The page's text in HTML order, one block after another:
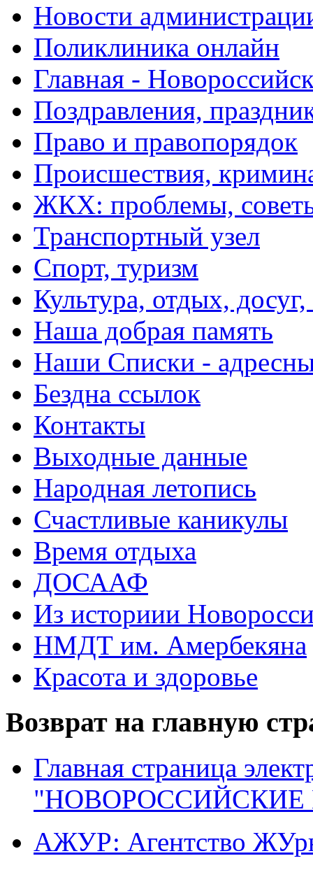
Новости
Поликлиника онлайн
Главная -
Поздравления,
Право и правопорядок
Происшествия,
ЖКХ: проблемы,
Транспортный узел
Спорт, туризм
Культура, отдых,
Наша добрая память
Наши Списки -
Бездна ссылок
Контакты
Выходные данные
Народная летопись
Счастливые каникулы
Время отдыха
ДОСААФ
Из историии
НМДТ им. Амербекяна
Красота и здоровье
Возврат на главную
Главная страница
"НОВОРОССИЙСКИЕ
АЖУР: Агентство